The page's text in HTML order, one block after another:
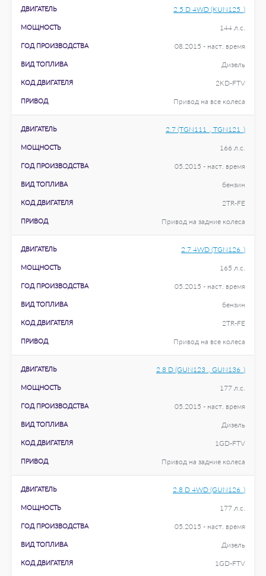
ДВИГАТЕЛЬ 2.5 D 4WD (KUN125_)
МОЩНОСТЬ 144 л.с.
ГОД ПРОИЗВОДСТВА 08.2015 - наст. время
ВИД ТОПЛИВА Дизель
КОД ДВИГАТЕЛЯ 2KD-FTV
ПРИВОД Привод на все колеса
ДВИГАТЕЛЬ 2.7 (TGN111_, TGN121_)
МОЩНОСТЬ 166 л.с.
ГОД ПРОИЗВОДСТВА 05.2015 - наст. время
ВИД ТОПЛИВА бензин
КОД ДВИГАТЕЛЯ 2TR-FE
ПРИВОД Привод на задние колеса
ДВИГАТЕЛЬ 2.7 4WD (TGN126_)
МОЩНОСТЬ 165 л.с.
ГОД ПРОИЗВОДСТВА 05.2015 - наст. время
ВИД ТОПЛИВА бензин
КОД ДВИГАТЕЛЯ 2TR-FE
ПРИВОД Привод на все колеса
ДВИГАТЕЛЬ 2.8 D (GUN123_, GUN136_)
МОЩНОСТЬ 177 л.с.
ГОД ПРОИЗВОДСТВА 05.2015 - наст. время
ВИД ТОПЛИВА Дизель
КОД ДВИГАТЕЛЯ 1GD-FTV
ПРИВОД Привод на задние колеса
ДВИГАТЕЛЬ 2.8 D 4WD (GUN126_)
МОЩНОСТЬ 177 л.с.
ГОД ПРОИЗВОДСТВА 05.2015 - наст. время
ВИД ТОПЛИВА Дизель
КОД ДВИГАТЕЛЯ 1GD-FTV